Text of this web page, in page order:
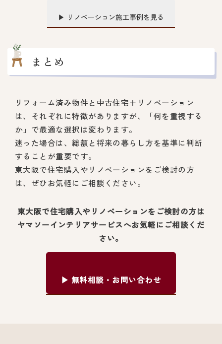
▶ リノベーション施工事例を見る
まとめ
リフォーム済み物件と中古住宅＋リノベーション
は、それぞれに特徴がありますが、「何を重視する
か」で最適な選択は変わります。
迷った場合は、総額と将来の暮らし方を基準に判断
することが重要です。
東大阪で住宅購入やリノベーションをご検討の方
は、ぜひお気軽にご相談ください。
東大阪で住宅購入やリノベーションをご検討の方は
ヤマソーインテリアサービスへお気軽にご相談くだ
さい。
▶ 無料相談・お問い合わせ